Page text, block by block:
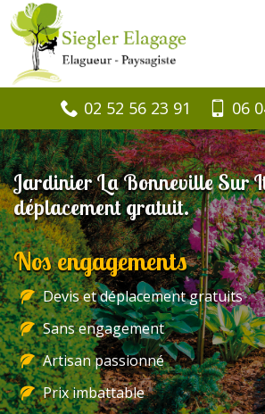
02 52 56 23 91 06
Jardinier La Bonneville Sur
déplacement gratuit.
Nos engagements
Devis et déplacement gratuits
Sans engagement
Artisan passionné
Prix imbattable